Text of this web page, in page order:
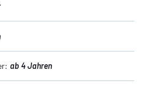
ab 4 Jahren